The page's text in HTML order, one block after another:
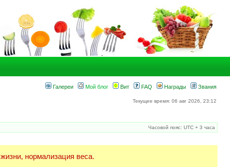
Галереи Мой блог Вит FAQ Награды Звания
Текущее время: 06 авг 2026, 23:12
Часовой пояс: UTC + 3 часа
нормализация веса.